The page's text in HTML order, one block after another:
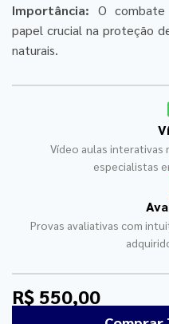
Importância: O
papel crucial na proteção
naturais.
Vídeo aulas interativas
especialistas
Provas avaliativas com
R$ 550,00